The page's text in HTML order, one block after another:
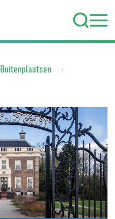
Buitenplaatsen